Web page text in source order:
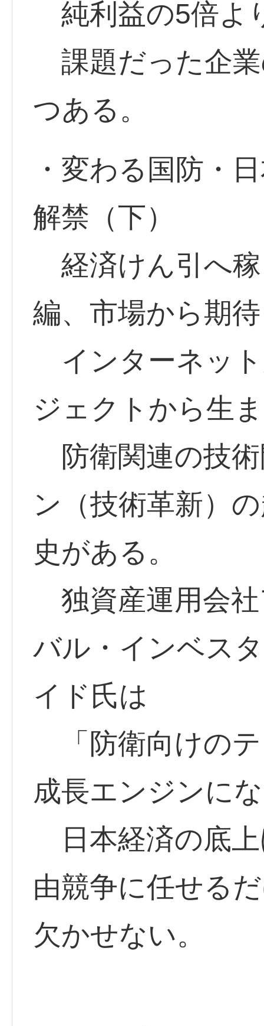
純利益の5倍よ
課題だった企
つある。
・変わる国防・
解禁（下）
経済けん引へ
編、市場から期待
インターネッ
ジェクトから生
防衛関連の技
ン（技術革新）
史がある。
独資産運用会
バル・インベス
イド氏は
「防衛向けの
成長エンジンに
日本経済の底
由競争に任せる
欠かせない。